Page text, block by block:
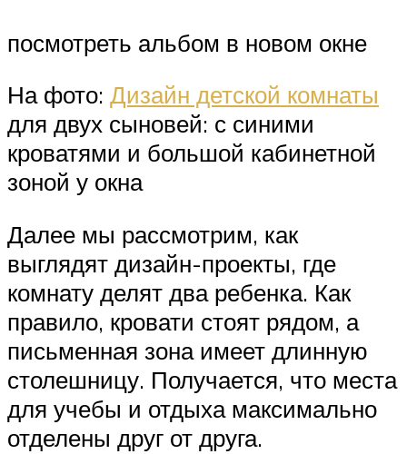
посмотреть альбом в новом окне
На фото: Дизайн детской комнаты
для двух сыновей: с синими
кроватями и большой кабинетной
зоной у окна
Далее мы рассмотрим, как
выглядят дизайн-проекты, где
комнату делят два ребенка. Как
правило, кровати стоят рядом, а
письменная зона имеет длинную
столешницу. Получается, что места
для учебы и отдыха максимально
отделены друг от друга.